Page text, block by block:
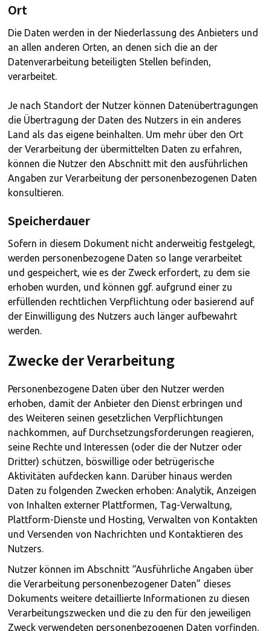
Ort
Die Daten werden in der Niederlassung des Anbieters und
an allen anderen Orten, an denen sich die an der
Datenverarbeitung beteiligten Stellen befinden,
verarbeitet.
Je nach Standort der Nutzer können Datenübertragungen
die Übertragung der Daten des Nutzers in ein anderes
Land als das eigene beinhalten. Um mehr über den Ort
der Verarbeitung der übermittelten Daten zu erfahren,
können die Nutzer den Abschnitt mit den ausführlichen
Angaben zur Verarbeitung der personenbezogenen Daten
konsultieren.
Speicherdauer
Sofern in diesem Dokument nicht anderweitig festgelegt,
werden personenbezogene Daten so lange verarbeitet
und gespeichert, wie es der Zweck erfordert, zu dem sie
erhoben wurden, und können ggf. aufgrund einer zu
erfüllenden rechtlichen Verpflichtung oder basierend auf
der Einwilligung des Nutzers auch länger aufbewahrt
werden.
Zwecke der Verarbeitung
Personenbezogene Daten über den Nutzer werden
erhoben, damit der Anbieter den Dienst erbringen und
des Weiteren seinen gesetzlichen Verpflichtungen
nachkommen, auf Durchsetzungsforderungen reagieren,
seine Rechte und Interessen (oder die der Nutzer oder
Dritter) schützen, böswillige oder betrügerische
Aktivitäten aufdecken kann. Darüber hinaus werden
Daten zu folgenden Zwecken erhoben: Analytik, Anzeigen
von Inhalten externer Plattformen, Tag-Verwaltung,
Plattform-Dienste und Hosting, Verwalten von Kontakten
und Versenden von Nachrichten und Kontaktieren des
Nutzers.
Nutzer können im Abschnitt “Ausführliche Angaben über
die Verarbeitung personenbezogener Daten” dieses
Dokuments weitere detaillierte Informationen zu diesen
Verarbeitungszwecken und die zu den für den jeweiligen
Zweck verwendeten personenbezogenen Daten vorfinden.